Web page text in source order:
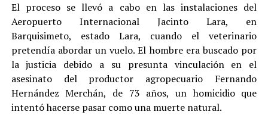
El proceso se llevó a cabo en las instalaciones del
Aeropuerto Internacional Jacinto Lara, en
Barquisimeto, estado Lara, cuando el veterinario
pretendía abordar un vuelo. El hombre era buscado por
la justicia debido a su presunta vinculación en el
asesinato del productor agropecuario Fernando
Hernández Merchán, de 73 años, un homicidio que
intentó hacerse pasar como una muerte natural.